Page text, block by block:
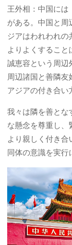
王外相：中国には
がある。中国と周
ジアはわれわれ
よりよくするこ
誠恵容という周辺
周辺諸国と善隣友
アジアの付き合い
我々は隣を善とな
な懸念を尊重し
より親しく付き
同体の意識を実行